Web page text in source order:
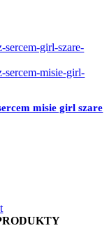
misie girl szare